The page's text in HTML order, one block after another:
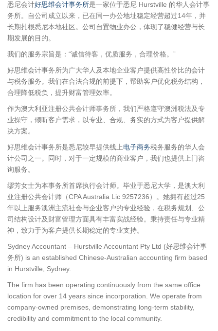
悉尼会计好思维会计事务所是一家位于悉尼 Hurstville 的华人会计事
务所。自公司成立以来，已在同一办公地址稳定经营超过14年，并
长期扎根悉尼本地社区。公司自置物业办公，体现了稳健经营与长
期发展的目的。
我们的服务宗旨是：“诚信待客，优质服务，合理价格。”
好思维会计事务所为广大华人及本地企业客户提供高性价比的会计
与税务服务。我们在合法合规的前提下，帮助客户优化税务结构，
合理降低税负，提升财富管理效率。
作为澳大利亚注册公共会计师事务所，我们严格遵守澳洲税法及专
业操守，倾听客户需求，以专业、合规、务实的方式为客户提供解
决方案。
好思维会计事务所是悉尼较早提供线上电子商务税务服务的华人会
计公司之一。同时，对于一定规模的商业客户，我们也提供上门咨
询服务。
缪芳女士为本事务所首席执行会计师。毕业于悉尼大学，是澳大利
亚注册公共会计师（CPA Australia Lic 9257236）。她拥有超过25
年以上服务澳洲主流社会与企业客户的专业经验，在税务规划、公
司结构设计及财富管理方面具有丰富实战经验。秉持责任与专业精
神，致力于为客户提供长期稳定的专业支持。
Sydney Accountant – Hurstville Accountant Pty Ltd (好思维会计事
务所) is an established Chinese-Australian accounting firm based
in Hurstville, Sydney.
The firm has been operating continuously from the same office
location for over 14 years since incorporation. We operate from
company-owned premises, demonstrating long-term stability,
credibility and commitment to the local community.